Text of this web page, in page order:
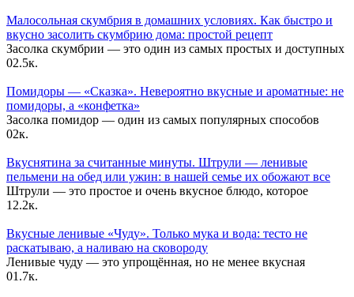
Малосольная скумбрия в домашних условиях. Как быстро и
вкусно засолить скумбрию дома: простой рецепт
Засолка скумбрии — это один из самых простых и доступных
02.5к.
Помидоры — «Сказка». Невероятно вкусные и ароматные: не
помидоры, а «конфетка»
Засолка помидор — один из самых популярных способов
02к.
Вкуснятина за считанные минуты. Штрули — ленивые
пельмени на обед или ужин: в нашей семье их обожают все
Штрули — это простое и очень вкусное блюдо, которое
1 2.2к.
Вкусные ленивые «Чуду». Только мука и вода: тесто не
раскатываю, а наливаю на сковороду
Ленивые чуду — это упрощённая, но не менее вкусная
01.7к.